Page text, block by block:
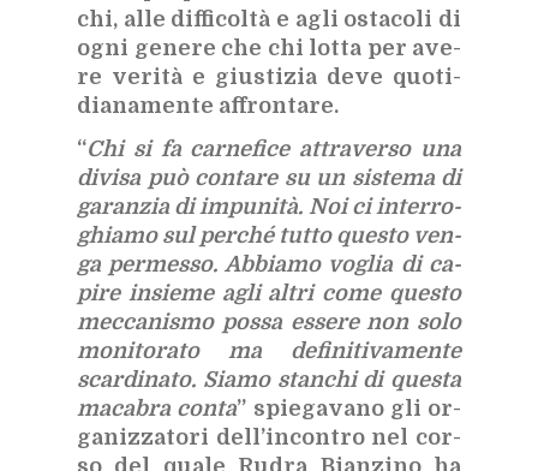
chi, alle dif­fi­col­tà e agli osta­co­li di
ogni ge­ne­re che chi lot­ta per ave­
re ve­ri­tà e giu­sti­zia deve quo­ti­
dia­na­men­te af­fron­ta­re.
“Chi si fa car­ne­fi­ce at­tra­ver­so una
di­vi­sa può con­ta­re su un si­ste­ma di
ga­ran­zia di im­pu­ni­tà. Noi ci in­ter­ro­
ghia­mo sul per­ché tut­to que­sto ven­
ga per­mes­so. Ab­bia­mo vo­glia di ca­
pi­re in­sie­me agli al­tri come que­sto
mec­ca­ni­smo pos­sa es­se­re non solo
mo­ni­to­ra­to ma de­fi­ni­ti­va­men­te
scar­di­na­to. Sia­mo stan­chi di que­sta
ma­ca­bra con­ta” spie­ga­va­no gli or­
ga­niz­za­to­ri del­l’in­con­tro nel cor­
so del qua­le Ru­dra Bian­zi­no ha